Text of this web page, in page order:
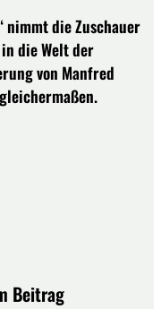
nimmt die Zuschauer
die Welt der
von Manfred
Beitrag